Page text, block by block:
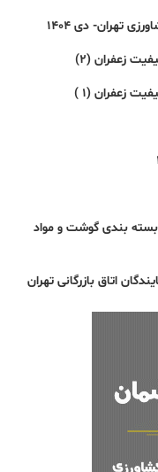
تهران- دی 1404
زعفران (2)
زعفران (1 )
بندی گوشت و مواد
اتاق بازرگانی تهران